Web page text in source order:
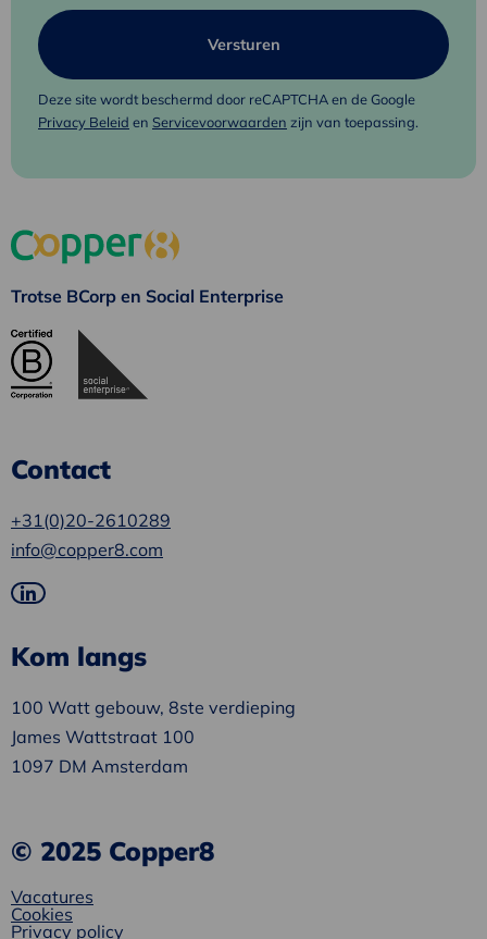
Deze site wordt beschermd door reCAPTCHA en de Google
Privacy Beleid en Servicevoorwaarden zijn van toepassing.
Trotse BCorp en Social Enterprise
Contact
+31(0)20-2610289
info@copper8.com
Ga
LinkedIn
Kom langs
100 Watt gebouw, 8ste verdieping
James Wattstraat 100
1097 DM Amsterdam
© 2025 Copper8
Vacatures
Cookies
Privacy policy